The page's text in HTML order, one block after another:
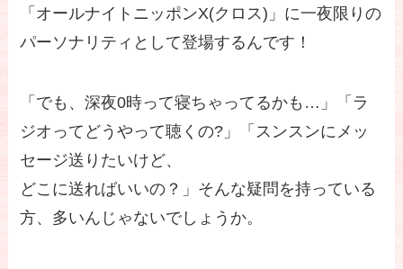
「オールナイトニッポンX(クロス)」に一夜限りの
パーソナリティとして登場するんです！
「でも、深夜0時って寝ちゃってるかも…」「ラ
ジオってどうやって聴くの?」「スンスンにメッ
セージ送りたいけど、
どこに送ればいいの？」そんな疑問を持っている
方、多いんじゃないでしょうか。